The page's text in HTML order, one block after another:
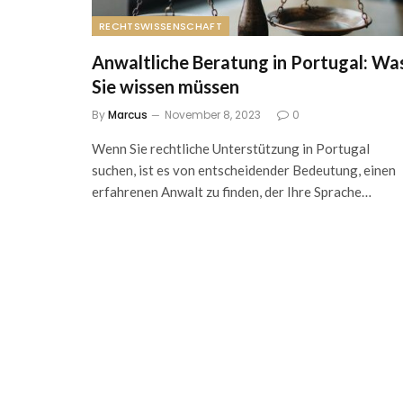
RECHTSWISSENSCHAFT
Anwaltliche Beratung in Portugal:
Sie wissen müssen
ByMarcus November 8, 2023 0
Wenn Sie rechtliche Unterstützung in Portugal
suchen, ist es von entscheidender Bedeutung, einen
erfahrenen Anwalt zu finden, der Ihre Sprache…